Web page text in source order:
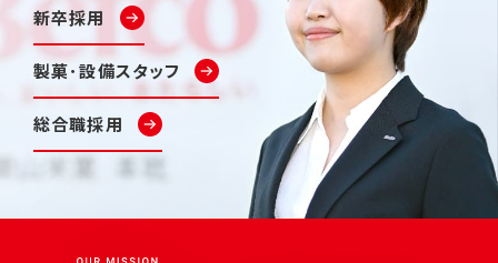
新卒採用
製菓･設備スタッフ
総合職採用